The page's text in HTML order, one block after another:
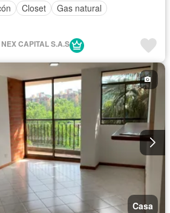
Closet
Gas natural
CAPITAL S.A.S
Casa